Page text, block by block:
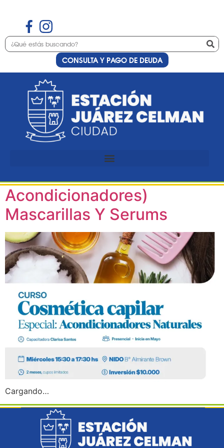
CONSULTA Y PAGO DE DEUDA
Etiqueta:cosmética
capilar
Preinscripción Curso
Acondicionadores)
Mascarillas Y Serums
Cargando…